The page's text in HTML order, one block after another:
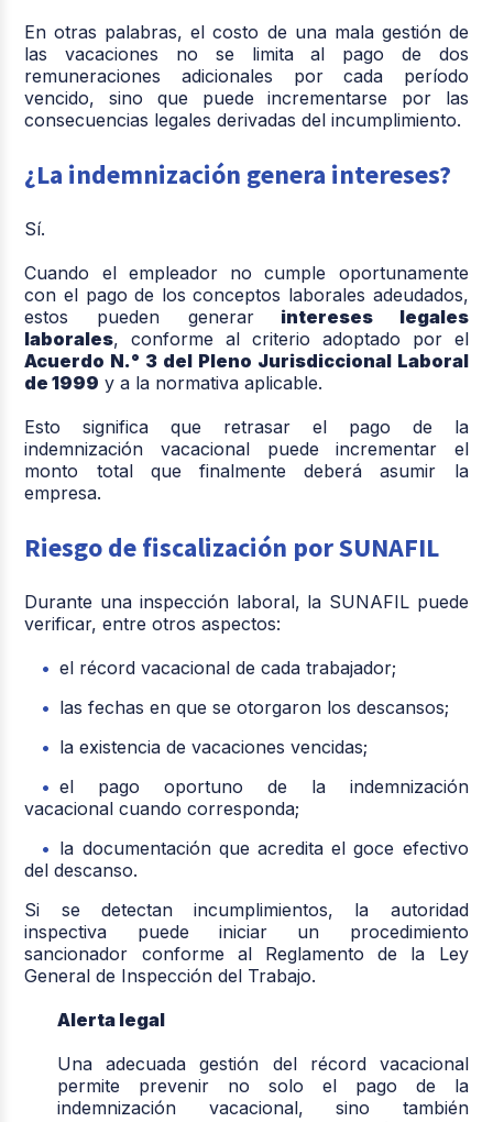
En otras palabras, el costo de una mala gestión de
las vacaciones no se limita al pago de dos
remuneraciones adicionales por cada período
vencido, sino que puede incrementarse por las
consecuencias legales derivadas del incumplimiento.
¿La indemnización genera intereses?
Sí.
Cuando el empleador no cumple oportunamente
con el pago de los conceptos laborales adeudados,
estos pueden generar
intereses legales
laborales, conforme al criterio adoptado por el
Acuerdo N.° 3 del Pleno Jurisdiccional Laboral
de 1999 y a la normativa aplicable.
Esto significa que retrasar el pago de la
indemnización vacacional puede incrementar el
monto total que finalmente deberá asumir la
empresa.
Riesgo de fiscalización por SUNAFIL
Durante una inspección laboral, la SUNAFIL puede
verificar, entre otros aspectos:
el récord vacacional de cada trabajador;
las fechas en que se otorgaron los descansos;
la existencia de vacaciones vencidas;
el pago oportuno de la indemnización
vacacional cuando corresponda;
la documentación que acredita el goce efectivo
del descanso.
Si se detectan incumplimientos, la autoridad
inspectiva puede iniciar un procedimiento
sancionador conforme al Reglamento de la Ley
General de Inspección del Trabajo.
Alerta legal
Una adecuada gestión del récord vacacional
permite prevenir no solo el pago de la
indemnización vacacional, sino también